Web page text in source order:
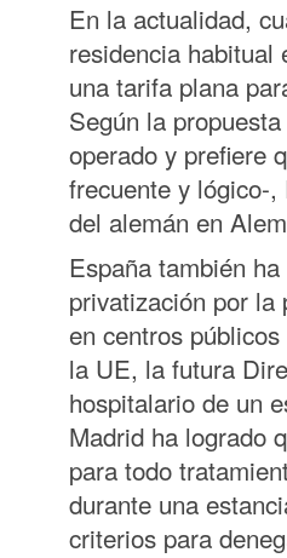
En la actualidad,
residencia habitual
una tarifa plana
Según la
operado y prefiere
frecuente y lógico-
del alemán en
España también
privatización por la
en centros
la UE, la futura
hospitalario de un
Madrid ha logrado
para todo
durante una
criterios para